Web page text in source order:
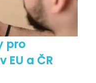
pro
EU a ČR